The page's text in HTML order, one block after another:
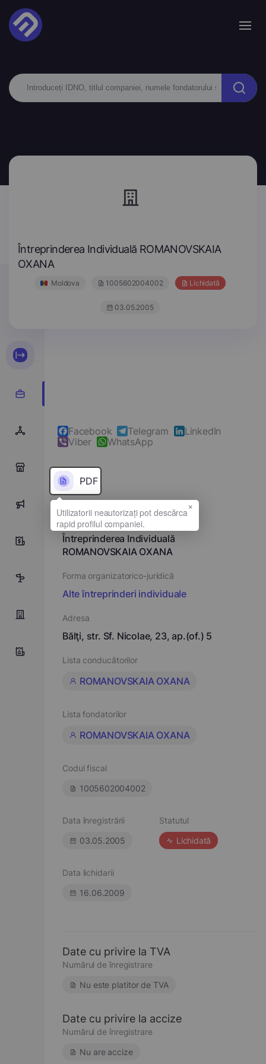
Întreprinderea Individuală ROMANOVSKAIA
OXANA
Moldova 1005602004002 Lichidată
03.05.2005
0
5
Facebook Telegram
LinkedIn
Viber
WhatsApp
PDF
Denumirea completă
Întreprinderea Individuală
ROMANOVSKAIA OXANA
Forma organizatorico-juridică
Alte întreprinderi individuale
Adresa
Bălţi, str. Sf. Nicolae, 23, ap.(of.) 5
Lista conducătorilor
ROMANOVSKAIA OXANA
Lista fondatorilor
ROMANOVSKAIA OXANA
Codul fiscal
1005602004002
Data înregistrării
03.05.2005
Statutul
Lichidată
Data lichidarii
16.06.2009
Date cu privire la TVA
Numărul de înregistrare
Nu este platitor de TVA
Date cu privire la accize
Numărul de înregistrare
Nu are accize
×